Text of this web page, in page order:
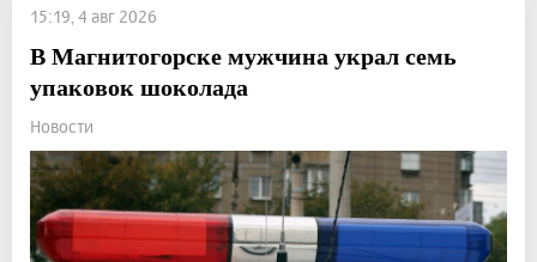
15:19, 4 авг 2026
В Магнитогорске мужчина украл семь
упаковок шоколада
Новости